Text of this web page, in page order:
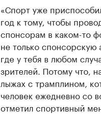
«Спорт уже
год к тому, чтобы
спонсорам в каком-то
не только спонсорскую
где у тебя в любом
зрителей. Потому что,
лыжах с трамплином,
человек ежедневно со
отметил спортивный